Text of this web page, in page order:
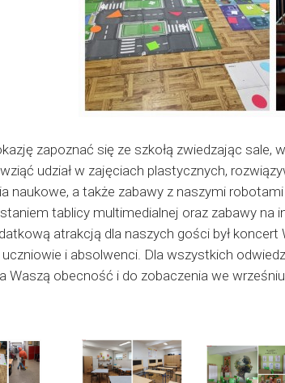
zapoznać się ze szkołą zwiedzając
udział w zajęciach plastycznych,
naukowe, a także zabawy z naszymi
tablicy multimedialnej oraz zabawy na
atrakcją dla naszych gości był
i absolwenci. Dla wszystkich
Waszą obecność i do zobaczenia we